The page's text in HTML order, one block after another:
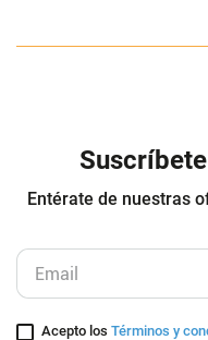
Entérate de nuestras
Acepto losTérminos y